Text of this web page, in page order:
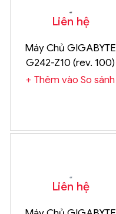
Liên hệ
Máy Chủ GIGABYTE
G242-Z10 (rev. 100)
Chính Hãng
Thêm vào So sánh
Liên hệ